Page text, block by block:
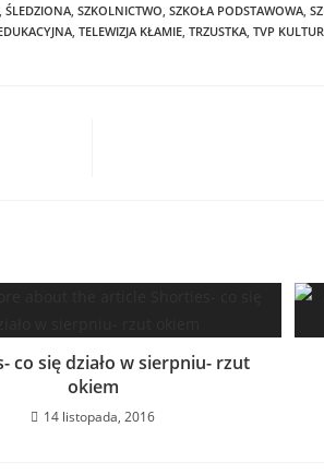
ŚLEDZIONA SZKOLNICTWO SZKOŁA PODSTAWOWA
TELEWIZJA KŁAMIE TRZUSTKA TVP
co się działo w sierpniu- rzut
okiem
14 listopada, 2016